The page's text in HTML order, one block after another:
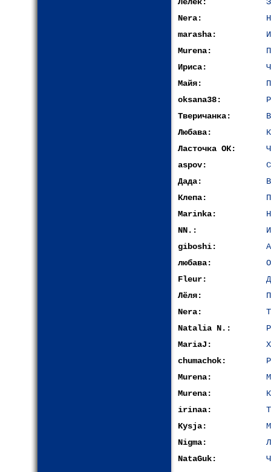
Nera:
marasha:
Murena:
Ириса:
Майя:
oksana38:
Тверичанка:
Любава:
Ласточка ОК:
aspov:
Дада:
Клепа:
Marinka:
NN.:
giboshi:
любава:
Fleur:
Лёля:
Nera:
Natalia N.:
MariaJ:
chumachok:
Murena:
Murena:
irinaa:
Kysja:
Nigma:
NataGuk: